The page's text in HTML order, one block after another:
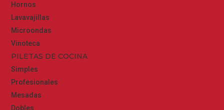
Hornos
Lavavajillas
Microondas
Vinoteca
PILETAS DE COCINA
Simples
Profesionales
Mesadas
Dobles